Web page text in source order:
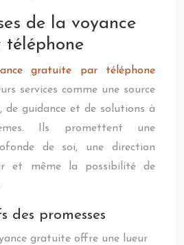
de la voyance
gratuite par téléphone
services comme une source
de guidance et de solutions à
Ils promettent une
de soi, une direction
et même la possibilité de
des promesses
gratuite offre une lueur